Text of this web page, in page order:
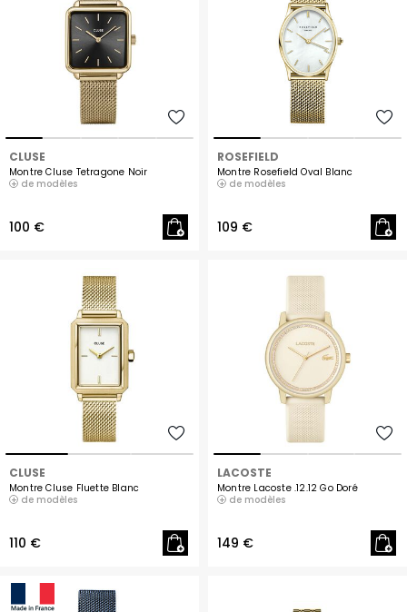
CLUSE
Montre Cluse Tetragone Noir
de modèles
100 €
ROSEFIELD
Montre Rosefield Oval Blanc
de modèles
109 €
CLUSE
Montre Cluse Fluette Blanc
de modèles
110 €
LACOSTE
Montre Lacoste .12.12 Go Doré
de modèles
149 €